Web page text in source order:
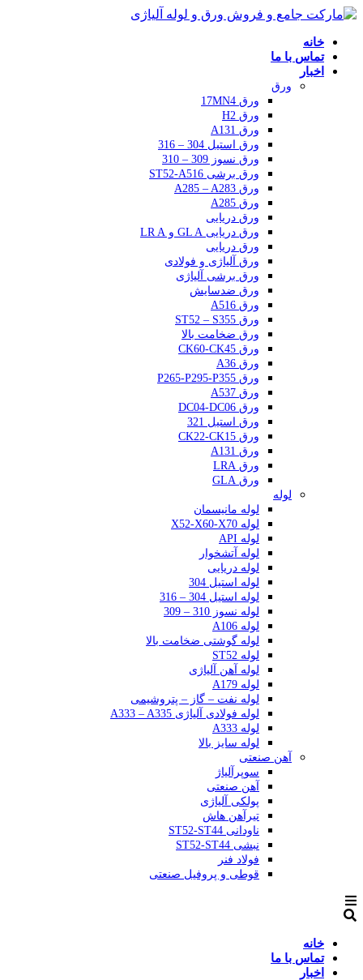
خانه
تماس با ما
اخبار
ورق
ورق 17MN4
ورق H2
ورق A131
ورق استیل 304 – 316
ورق نسوز 309 – 310
ورق برشی ST52-A516
ورق A285 – A283
ورق A285
ورق دریایی
ورق دریایی GL A و LR A
ورق دریایی
ورق آلیاژی و فولادی
ورق برشی آلیاژی
ورق ضدسایش
ورق A516
ورق ST52 – S355
ورق ضخامت بالا
ورق CK60-CK45
ورق A36
ورق P265-P295-P355
ورق A537
ورق DC04-DC06
ورق استیل 321
ورق CK22-CK15
ورق A131
ورق LRA
ورق GLA
لوله
لوله مانیسمان
لوله X52-X60-X70
لوله API
لوله آتشخوار
لوله دریایی
لوله استیل 304
لوله استیل 304 – 316
لوله نسوز 310 – 309
لوله A106
لوله گوشتی ضخامت بالا
لوله ST52
لوله آهن آلیاژی
لوله A179
لوله نفت – گاز – پتروشیمی
لوله فولادی آلیاژی A333 – A335
لوله A333
لوله سایز بالا
آهن صنعتی
سوپرآلیاژ
آهن صنعتی
پولکی آلیاژی
تیرآهن هاش
ناودانی ST52-ST44
نبشی ST52-ST44
فولاد فنر
قوطی و پروفیل صنعتی
خانه
تماس با ما
اخبار